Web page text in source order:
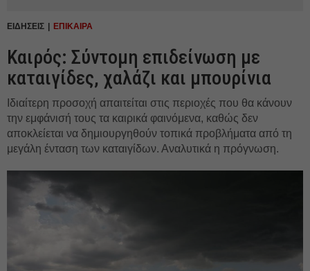
ΕΙΔΗΣΕΙΣ ΕΠΙΚΑΙΡΑ
Καιρός: Σύντομη επιδείνωση με
καταιγίδες, χαλάζι και μπουρίνια
Ιδιαίτερη προσοχή απαιτείται στις περιοχές που θα κάνουν
την εμφάνισή τους τα καιρικά φαινόμενα, καθώς δεν
αποκλείεται να δημιουργηθούν τοπικά προβλήματα από τη
μεγάλη ένταση των καταιγίδων. Αναλυτικά η πρόγνωση.